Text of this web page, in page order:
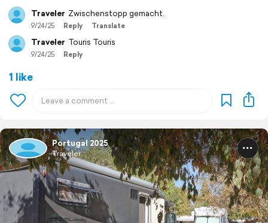
Traveler Zwischenstopp gemacht.
9/24/25 Reply Translate
Traveler Touris Touris
9/24/25 Reply
1 like
Portugal 2025
Traveler